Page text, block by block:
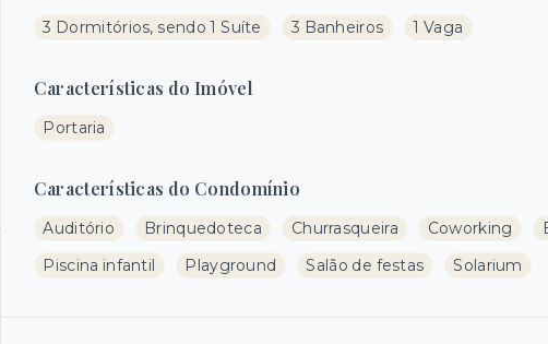
3 Dormitórios, sendo 1 Suíte 3 Banheiros 1 Vaga
Características do Imóvel
Portaria
Características do Condomínio
Auditório Brinquedoteca Churrasqueira Coworking
Piscina infantil
Playground Salão de festas Solarium